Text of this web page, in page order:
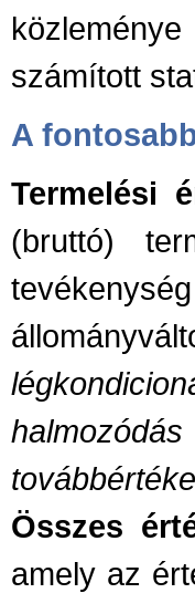
számított
A
Termelési
(bruttó)
Összes
amely az